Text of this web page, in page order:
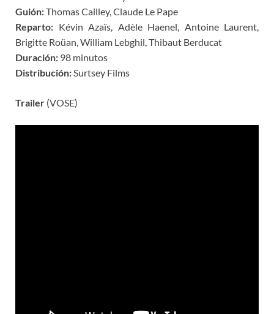
Guión:Thomas Cailley, Claude Le Pape
Reparto: Kévin Azaïs, Adèle Haenel, Antoine Laurent,
Brigitte Roüan, William Lebghil, Thibaut Berducat
Duración: 98 minutos
Distribución: Surtsey Films
Trailer (VOSE)